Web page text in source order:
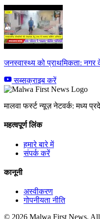
जनस्वास्थ्य को प्राथमिकता: नगर
सब्सक्राइब करें
मालवा फर्स्ट न्यूज़ नेटवर्क: मध्य
महत्वपूर्ण लिंक
हमारे बारे में
संपर्क करें
कानूनी
अस्वीकरण
गोपनीयता नीति
© 2026 Malwa First News. All